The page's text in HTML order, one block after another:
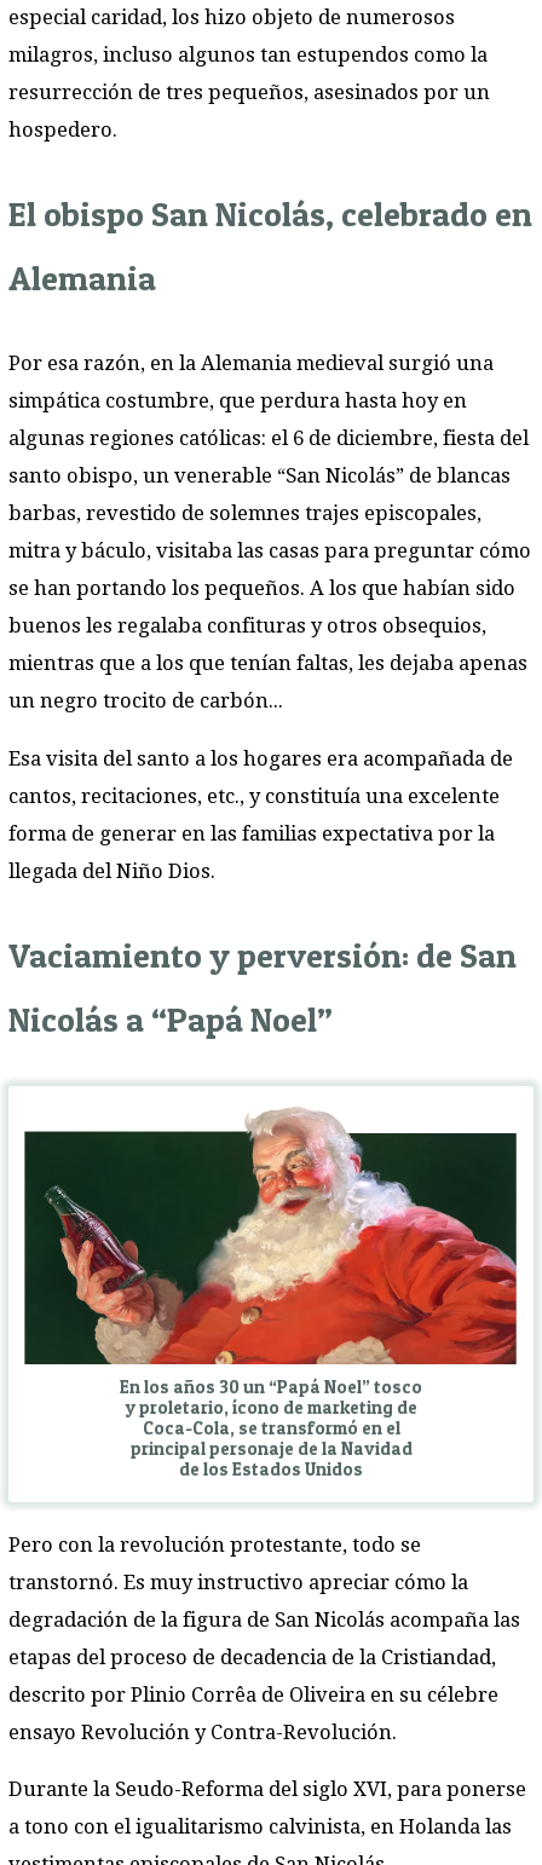
especial caridad, los hizo objeto de numerosos
milagros, incluso algunos tan estupendos como la
resurrección de tres pequeños, asesinados por un
hospedero.
El obispo San Nicolás, celebrado en
Alemania
Por esa razón, en la Alemania medieval surgió una
simpática costumbre, que perdura hasta hoy en
algunas regiones católicas: el 6 de diciembre, fiesta del
santo obispo, un venerable “San Nicolás” de blancas
barbas, revestido de solemnes trajes episcopales,
mitra y báculo, visitaba las casas para preguntar cómo
se han portando los pequeños. A los que habían sido
buenos les regalaba confituras y otros obsequios,
mientras que a los que tenían faltas, les dejaba apenas
un negro trocito de carbón...
Esa visita del santo a los hogares era acompañada de
cantos, recitaciones, etc., y constituía una excelente
forma de generar en las familias expectativa por la
llegada del Niño Dios.
Vaciamiento y perversión: de San
Nicolás a “Papá Noel”
En los años 30 un “Papá Noel” tosco
y proletario, ícono de marketing de
Coca-Cola, se transformó en el
principal personaje de la Navidad
de los Estados Unidos
Pero con la revolución protestante, todo se
transtornó. Es muy instructivo apreciar cómo la
degradación de la figura de San Nicolás acompaña las
etapas del proceso de decadencia de la Cristiandad,
descrito por Plinio Corrêa de Oliveira en su célebre
ensayo Revolución y Contra-Revolución.
Durante la Seudo-Reforma del siglo XVI, para ponerse
a tono con el igualitarismo calvinista, en Holanda las